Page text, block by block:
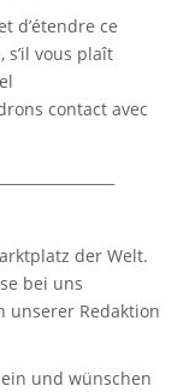
d’étendre ce
vous plaît
contact avec
der Welt.
bei uns
unserer Redaktion
und wünschen